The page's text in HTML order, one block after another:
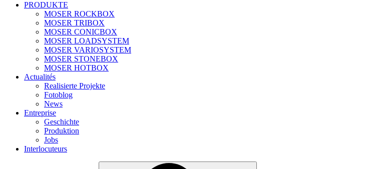
PRODUKTE
MOSER ROCKBOX
MOSER TRIBOX
MOSER CONICBOX
MOSER LOADSYSTEM
MOSER VARIOSYSTEM
MOSER STONEBOX
MOSER HOTBOX
Actualités
Realisierte Projekte
Fotoblog
News
Entreprise
Geschichte
Produktion
Jobs
Interlocuteurs